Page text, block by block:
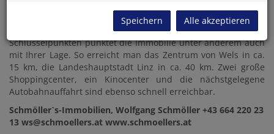
öffentliche Verkehrsmittel, wie Bus und Bahn, sind
vorhanden. Mit kurzen Wegen zu geographischen
Schlüsselpunkten punktet die Immobilie unter anderem auch
mit Ihrer Lage. So erreicht man das Zentrum von Wels in ca.
15 km, die Landeshauptstadt Linz in ca. 40 km. Zwei große
Shoppingcenter, ein Kinocenter und die nächstgelegene
Autobahnauffahrt sind ebenso schnell erreichbar.
Schmöller`s-Immobilien, Wolfgang Schmöller +43 664 220 23
13 ws@schmoellers.at www.schmoellers.at
Speichern Alle akzeptieren